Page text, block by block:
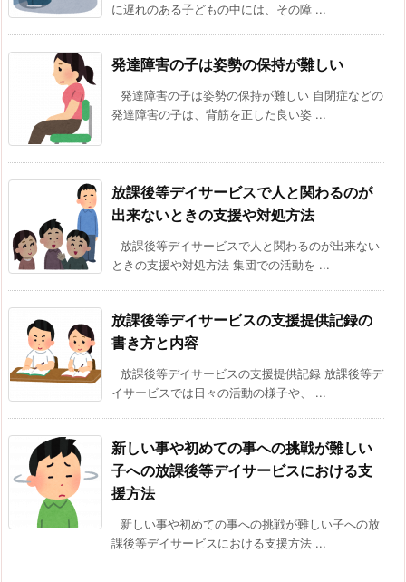
に遅れのある子どもの中には、その障 ...
発達障害の子は姿勢の保持が難しい
発達障害の子は姿勢の保持が難しい 自閉症などの
発達障害の子は、背筋を正した良い姿 ...
放課後等デイサービスで人と関わるのが
出来ないときの支援や対処方法
放課後等デイサービスで人と関わるのが出来ない
ときの支援や対処方法 集団での活動を ...
放課後等デイサービスの支援提供記録の
書き方と内容
放課後等デイサービスの支援提供記録 放課後等デ
イサービスでは日々の活動の様子や、 ...
新しい事や初めての事への挑戦が難しい
子への放課後等デイサービスにおける支
援方法
新しい事や初めての事への挑戦が難しい子への放
課後等デイサービスにおける支援方法 ...